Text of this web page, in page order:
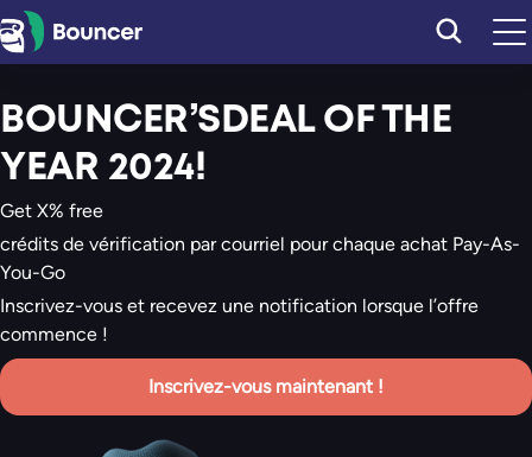
Aller
au
BOUNCER’SDEAL OF THE
YEAR 2024!
Get X% free
crédits de vérification par courriel pour chaque achat Pay-As-
You-Go
Inscrivez-vous et recevez une notification lorsque l’offre
commence !
Inscrivez-vous maintenant !